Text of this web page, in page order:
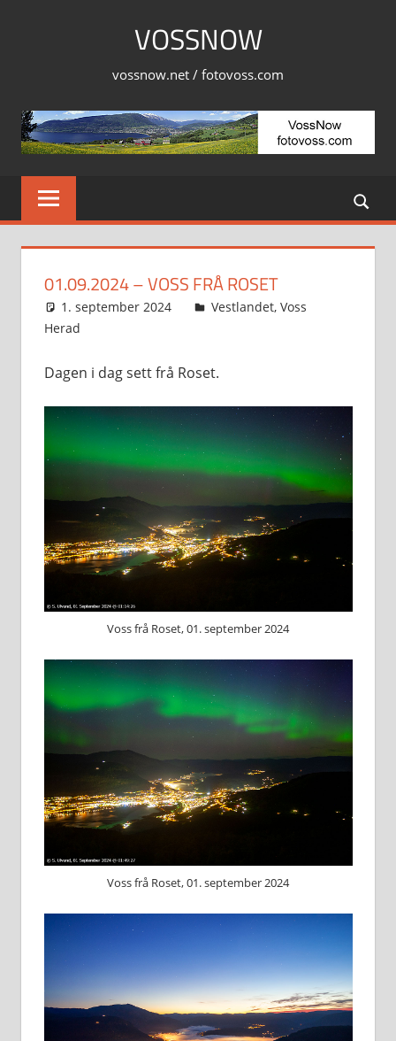
VOSSNOW
vossnow.net / fotovoss.com
01.09.2024 – VOSS FRÅ ROSET
1. september 2024 Svein
Vestlandet, Voss
Herad
Dagen i dag sett frå Roset.
Voss frå Roset, 01. september 2024
Voss frå Roset, 01. september 2024